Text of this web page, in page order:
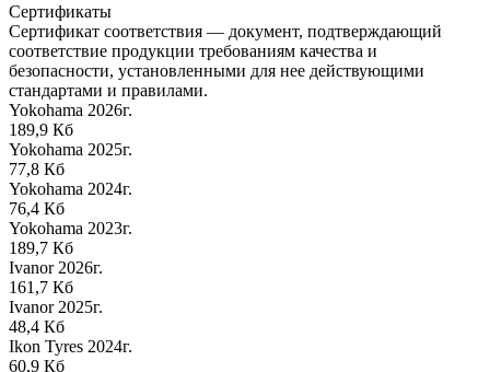
Сертификаты
Сертификат соответствия — документ, подтверждающий
соответствие продукции требованиям качества и
безопасности, установленными для нее действующими
стандартами и правилами.
Yokohama 2026г.
189,9 Кб
Yokohama 2025г.
77,8 Кб
Yokohama 2024г.
76,4 Кб
Yokohama 2023г.
189,7 Кб
Ivanor 2026г.
161,7 Кб
Ivanor 2025г.
48,4 Кб
Ikon Tyres 2024г.
60,9 Кб